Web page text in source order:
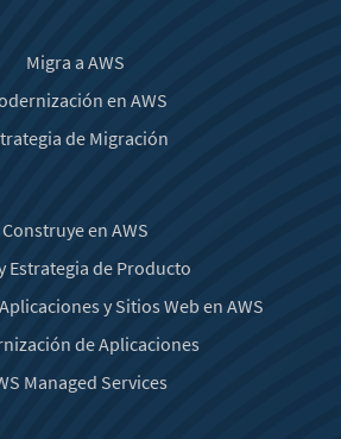
Migra a AWS
en AWS
de Migración
Construye en AWS
Estrategia de Producto
y Sitios Web en AWS
de Aplicaciones
Managed Services